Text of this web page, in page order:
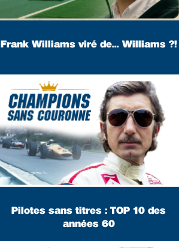
Frank Williams viré de... Williams ?!
Pilotes sans titres : TOP 10 des
années 60